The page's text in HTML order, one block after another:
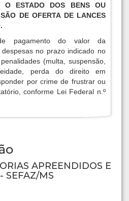
O ESTADO DOS BENS OU
DE OFERTA DE LANCES
pagamento do valor da
no prazo indicado no
(multa, suspensão,
perda do direito em
por crime de frustrar ou
conforme Lei Federal n.º
APREENDIDOS E
SEFAZ/MS